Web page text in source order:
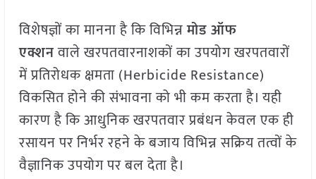
विशेषज्ञों का मानना है कि विभिन्नमोड ऑफ
एक्शनवाले खरपतवारनाशकों का उपयोग खरपतवारों
में प्रतिरोधक क्षमता (Herbicide Resistance)
विकसित होने की संभावना को भी कम करता है। यही
कारण है कि आधुनिक खरपतवार प्रबंधन केवल एक ही
रसायन पर निर्भर रहने के बजाय विभिन्न सक्रिय तत्वों के
वैज्ञानिक उपयोग पर बल देता है।